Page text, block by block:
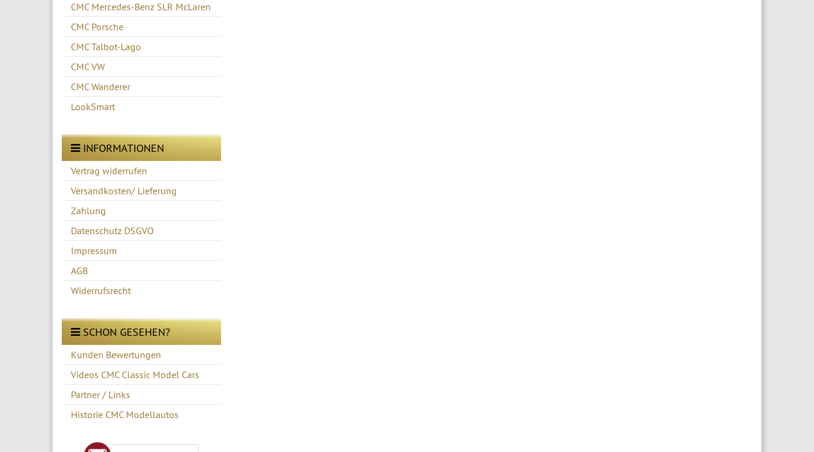
CMC Mercedes-Benz SLR McLaren
CMC Porsche
CMC Talbot-Lago
CMC VW
CMC Wanderer
LookSmart
INFORMATIONEN
Vertrag widerrufen
Versandkosten/ Lieferung
Zahlung
Datenschutz DSGVO
Impressum
AGB
Widerrufsrecht
SCHON GESEHEN?
Kunden Bewertungen
Videos CMC Classic Model Cars
Partner / Links
Historie CMC Modellautos